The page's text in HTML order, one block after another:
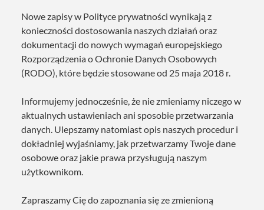
Nowe zapisy w Polityce prywatności wynikają z
konieczności dostosowania naszych działań oraz
dokumentacji do nowych wymagań europejskiego
Rozporządzenia o Ochronie Danych Osobowych
(RODO), które będzie stosowane od 25 maja 2018 r.
Informujemy jednocześnie, że nie zmieniamy niczego w
aktualnych ustawieniach ani sposobie przetwarzania
danych. Ulepszamy natomiast opis naszych procedur i
dokładniej wyjaśniamy, jak przetwarzamy Twoje dane
osobowe oraz jakie prawa przysługują naszym
użytkownikom.
Zapraszamy Cię do zapoznania się ze zmienioną